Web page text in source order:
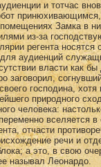
и тотчас
принюхивающимся,
Замка в
из-за
регента
для аудиенций
власти как бы
заговорил,
господина,
при­родного
человека:
вселяется
отчасти
речи и
а это, в свою
называл Леонардо.